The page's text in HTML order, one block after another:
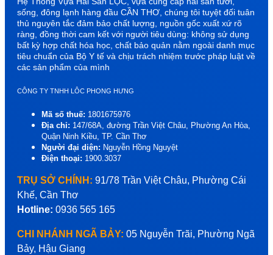
sống, đông lạnh hàng đầu CẦN THƠ, chúng tôi tuyệt đối tuân
thủ nguyên tắc đảm bảo chất lượng, nguồn gốc xuất xứ rõ
ràng, đồng thời cam kết với người tiêu dùng: không sử dụng
bất kỳ hợp chất hóa học, chất bảo quản nằm ngoài danh mục
tiêu chuẩn của Bộ Y tế và chịu trách nhiệm trước pháp luật về
các sản phẩm của mình
CÔNG TY TNHH LÔC PHONG HƯNG
Mã số thuế: 1801675976
Địa chỉ: 147/68A, đường Trần Việt Châu, Phường An Hòa,
Quận Ninh Kiều, TP. Cần Thơ
Người đại diện: Nguyễn Hồng Nguyệt
Điện thoại: 1900.3037
TRỤ SỞ CHÍNH: 91/78 Trần Việt Châu, Phường Cái
Khế, Cần Thơ
Hotline: 0936 565 165
CHI NHÁNH NGÃ BẢY: 05 Nguyễn Trãi, Phường Ngã
Bảy, Hậu Giang